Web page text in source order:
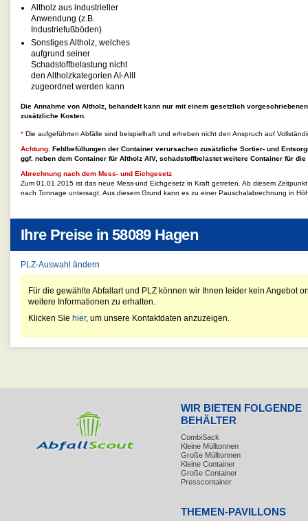
Altholz aus industrieller
Anwendung (z.B.
Industriefußböden)
Sonstiges Altholz, welches
aufgrund seiner
Schadstoffbelastung nicht
den Altholzkategorien AI-AIII
zugeordnet werden kann
Die Annahme von Altholz, behandelt kann nur mit einem gesetzlich
zusätzliche Kosten.
* Die aufgeführten Abfälle sind beispielhaft und erheben nicht den Anspruch auf
Achtung: Fehlbefüllungen der Container verursachen zusätzliche Sortier- und
ggf. neben dem Container für Altholz AIV, schadstoffbelastetweitere Container für die
Abrechnung nach dem Mess- und Eichgesetz
Zum 01.01.2015 ist das neue Mess-und Eichgesetz in Kraft getreten. Ab diesem
nach Tonnage untersagt. Aus diesem Grund kann es zu einer Pauschalabrechnung in
Ihre Preise in58089 Hagen
PLZ-Auswahl ändern
Für die gewählte Abfallart und PLZ können wir Ihnen leider kein Angebot
weitere Informationen zu erhalten.
Klicken Sie hier, um unsere Kontaktdaten anzuzeigen.
WIR BIETEN FOLGENDE
BEHÄLTER
CombiSack
Kleine Mülltonnen
Große Mülltonnen
Kleine Container
Große Container
Presscontainer
THEMEN-PAVILLONS